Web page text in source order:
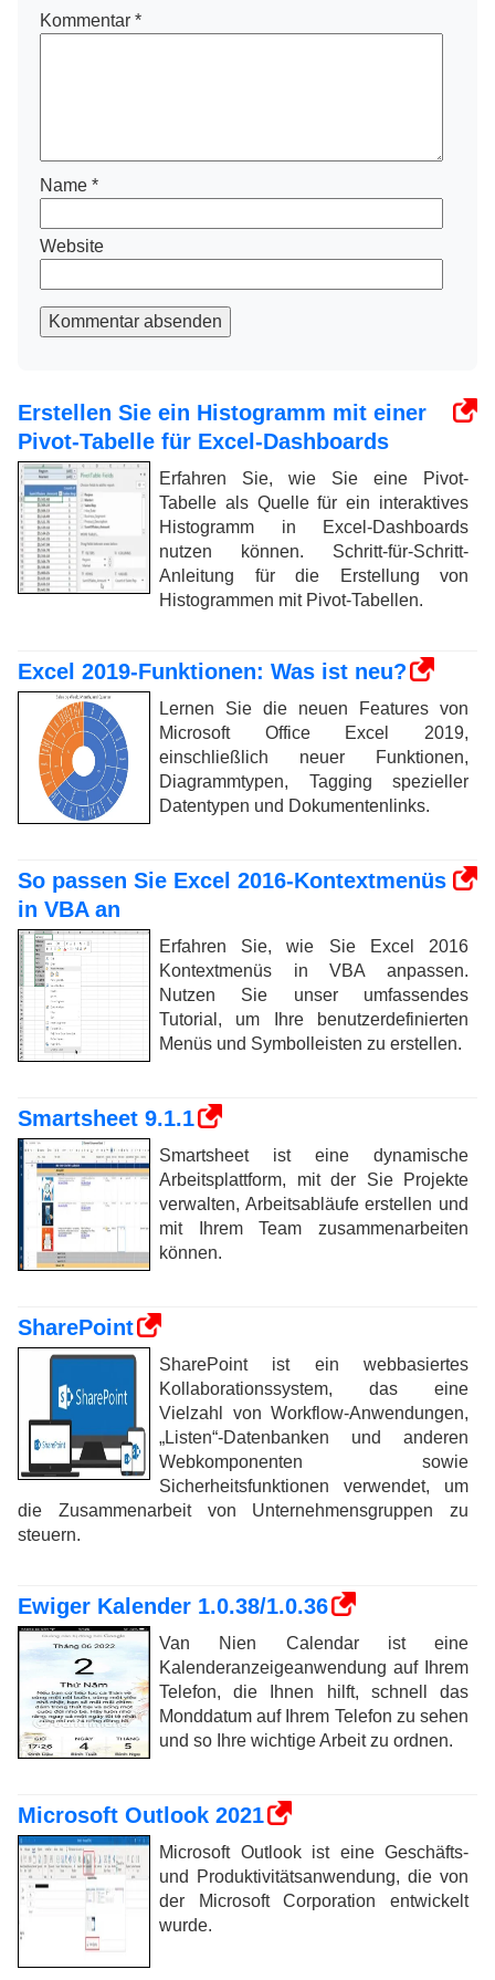
Kommentar *
Name *
Website
Kommentar absenden
Erstellen Sie ein Histogramm mit einer
Pivot-Tabelle für Excel-Dashboards
Erfahren Sie, wie Sie eine Pivot-
Tabelle als Quelle für ein interaktives
Histogramm in Excel-Dashboards
nutzen können. Schritt-für-Schritt-
Anleitung für die Erstellung von
Histogrammen mit Pivot-Tabellen.
Excel 2019-Funktionen: Was ist neu?
Lernen Sie die neuen Features von
Microsoft Office Excel 2019,
einschließlich neuer Funktionen,
Diagrammtypen, Tagging spezieller
Datentypen und Dokumentenlinks.
So passen Sie Excel 2016-Kontextmenüs
in VBA an
Erfahren Sie, wie Sie Excel 2016
Kontextmenüs in VBA anpassen.
Nutzen Sie unser umfassendes
Tutorial, um Ihre benutzerdefinierten
Menüs und Symbolleisten zu erstellen.
Smartsheet 9.1.1
Smartsheet ist eine dynamische
Arbeitsplattform, mit der Sie Projekte
verwalten, Arbeitsabläufe erstellen und
mit Ihrem Team zusammenarbeiten
können.
SharePoint
SharePoint ist ein webbasiertes
Kollaborationssystem, das eine
Vielzahl von Workflow-Anwendungen,
„Listen“-Datenbanken und anderen
Webkomponenten sowie
Sicherheitsfunktionen verwendet, um
die Zusammenarbeit von Unternehmensgruppen zu
steuern.
Ewiger Kalender 1.0.38/1.0.36
Van Nien Calendar ist eine
Kalenderanzeigeanwendung auf Ihrem
Telefon, die Ihnen hilft, schnell das
Monddatum auf Ihrem Telefon zu sehen
und so Ihre wichtige Arbeit zu ordnen.
Microsoft Outlook 2021
Microsoft Outlook ist eine Geschäfts-
und Produktivitätsanwendung, die von
der Microsoft Corporation entwickelt
wurde.